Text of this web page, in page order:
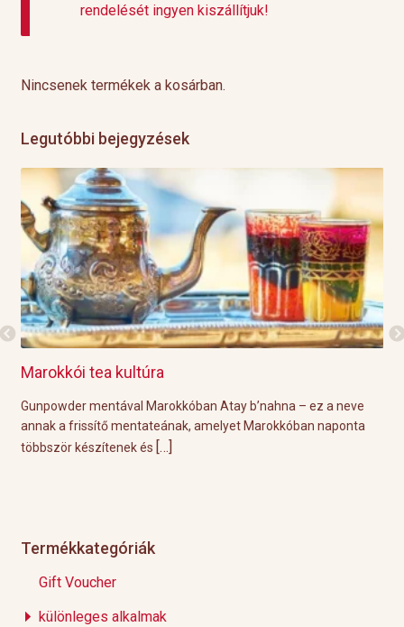
rendelését ingyen kiszállítjuk!
Nincsenek termékek a kosárban.
Legutóbbi bejegyzések
Marokkói tea kultúra
Gunpowder mentával Marokkóban Atay b’nahna – ez a neve
annak a frissítő mentateának, amelyet Marokkóban naponta
többször készítenek és […]
Termékkategóriák
Gift Voucher
különleges alkalmak